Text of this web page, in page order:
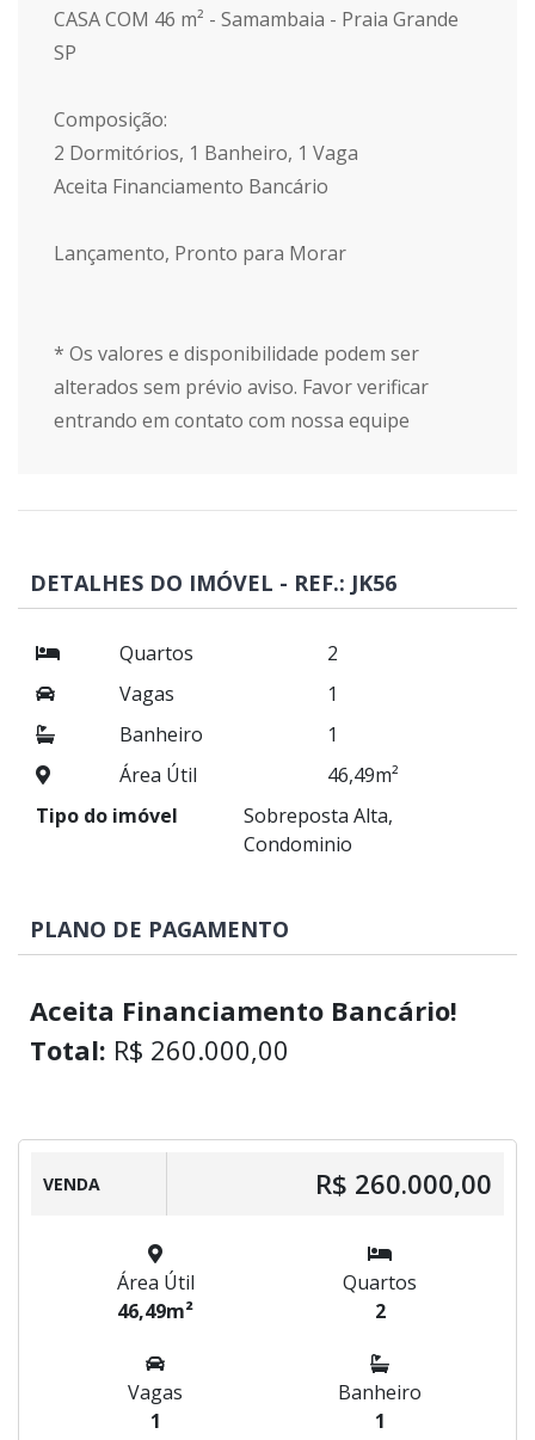
CASA COM 46 m² - Samambaia - Praia Grande
SP
Composição:
2 Dormitórios, 1 Banheiro, 1 Vaga
Aceita Financiamento Bancário
Lançamento, Pronto para Morar
* Os valores e disponibilidade podem ser
alterados sem prévio aviso. Favor verificar
entrando em contato com nossa equipe
DETALHES DO IMÓVEL - REF.: JK56
Quartos
2
Vagas
1
Banheiro
1
Área Útil
46,49m²
Tipo do imóvel
Sobreposta Alta,
Condominio
PLANO DE PAGAMENTO
Aceita Financiamento Bancário!
Total: R$ 260.000,00
VENDA R$ 260.000,00
Área Útil
46,49m²
Quartos
2
Vagas
1
Banheiro
1